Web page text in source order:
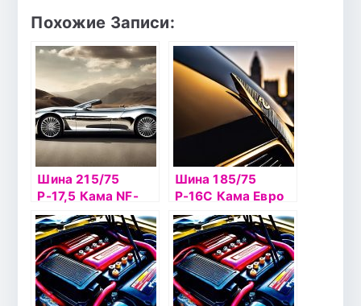
Похожие Записи:
Шина 215/75
Р-17,5 Кама NF-
202 б/к НкШз
Шина 185/75
Р-16С Кама Евро
НК-520 б/к шип